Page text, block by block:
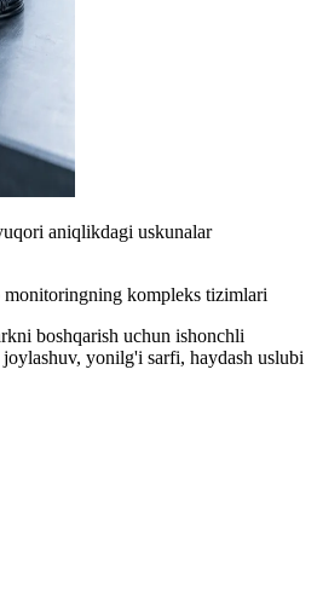
aniqlikdagi uskunalar
kompleks tizimlari
boshqarish uchun ishonchli
yonilg'i sarfi, haydash uslubi